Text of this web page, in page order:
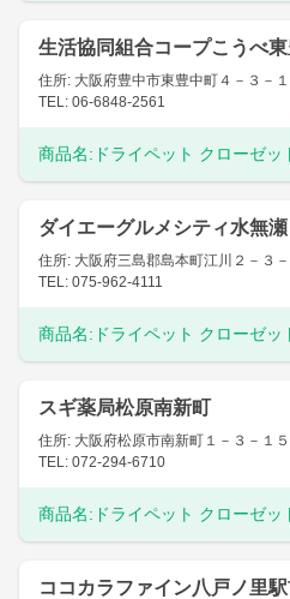
生活協同組合コープこうべ
住所: 大阪府豊中市東豊中町４－３－１
TEL: 06-6848-2561
商品名: ドライペット クローゼッ
ダイエーグルメシティ水無瀬
住所: 大阪府三島郡島本町江川２－３－
TEL: 075-962-4111
商品名: ドライペット クローゼッ
スギ薬局松原南新町
住所: 大阪府松原市南新町１－３－１５
TEL: 072-294-6710
商品名: ドライペット クローゼッ
ココカラファイン八戸ノ里